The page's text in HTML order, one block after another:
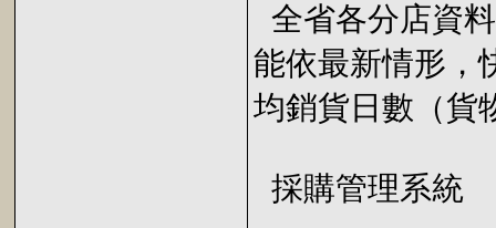
全省各分店資
能依最新情形，
均銷貨日數（貨
採購管理系統